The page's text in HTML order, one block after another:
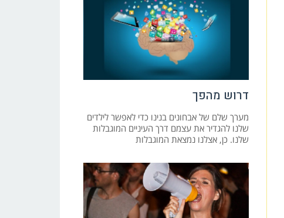
דרוש מהפך
מערך שלם של אבחונים בנינו כדי לאפשר לילדים
שלנו להגדיר את עצמם דרך העיניים המוגבלות
שלנו. כן, אצלנו נמצאת המוגבלות